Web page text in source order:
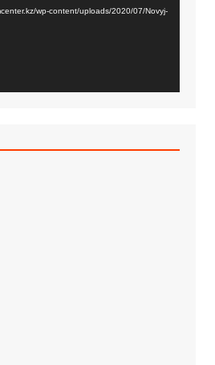
wp-content/uploads/2020/07/Novyj-